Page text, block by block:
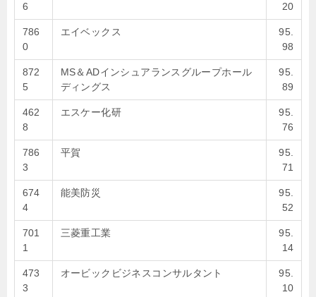
6
20
786
0
エイベックス
95.
98
872
5
MS＆ADインシュアランスグループホール
ディングス
95.
89
462
8
エスケー化研
95.
76
786
3
平賀
95.
71
674
4
能美防災
95.
52
701
1
三菱重工業
95.
14
473
3
オービックビジネスコンサルタント
95.
10